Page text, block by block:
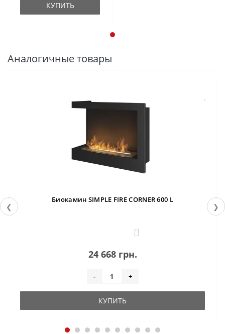
КУПИТЬ
Аналогичные товары
❮
Биокамин SIMPLE FIRE CORNER 600 L
0
24 668 грн.
- +
КУПИТЬ
❯